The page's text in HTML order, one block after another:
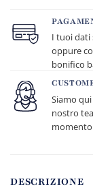
I tuoi dati
oppure
bonifico
Siamo
nostro
DESCRIZIONE